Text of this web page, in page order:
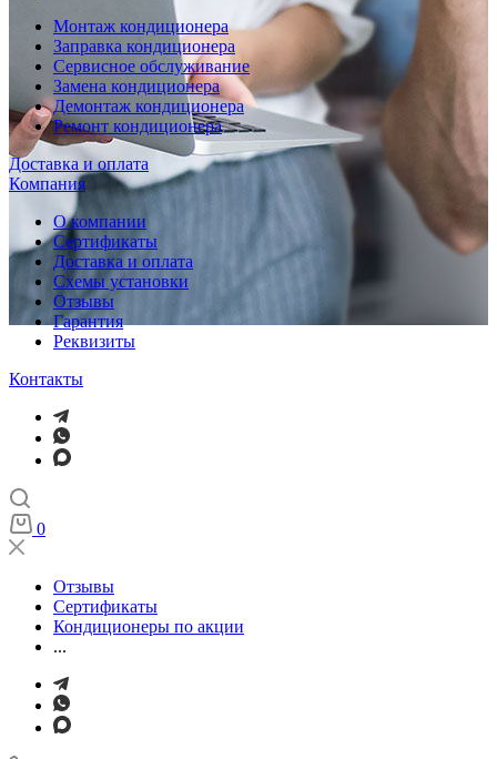
Монтаж кондиционера
Заправка кондиционера
Сервисное обслуживание
Замена кондиционера
Демонтаж кондиционера
Ремонт кондиционера
Доставка и оплата
Компания
О компании
Сертификаты
Доставка и оплата
Схемы установки
Отзывы
Гарантия
Реквизиты
Контакты
0
Отзывы
Сертификаты
Кондиционеры по акции
...